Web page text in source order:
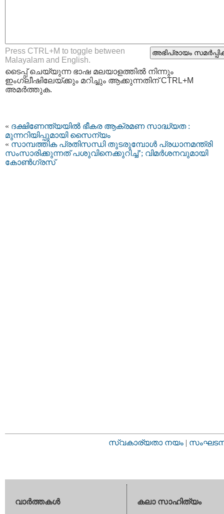
Press CTRL+M to toggle between
Malayalam and English.
ടൈപ്പ്‌ ചെയ്യുന്ന ഭാഷ മലയാളത്തില്‍ നിന്നും
ഇംഗ്ലീഷിലേയ്ക്കും മറിച്ചും ആക്കുന്നതിന് CTRL+M
അമര്‍ത്തുക.
« ദക്ഷിണേന്ത്യയില്‍ ഭീകര ആക്രമണ സാദ്ധ്യത :
മുന്നറിയിപ്പുമായി സൈന്യം
« സാമ്പത്തിക പ്രതിസന്ധി തുടരുമ്പോള്‍ പ്രധാനമന്ത്രി
സംസാരിക്കുന്നത് പശുവിനെക്കുറിച്ച്’; വിമര്‍ശനവുമായി
കോണ്‍ഗ്രസ്
സ്വകാര്യതാ നയം |
വാര്‍ത്തകള്‍
കലാ സാഹിത്യം